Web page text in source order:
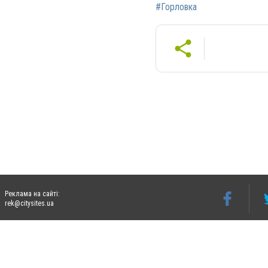
#Горловка
Реклама на сайті:
rek@citysites.ua